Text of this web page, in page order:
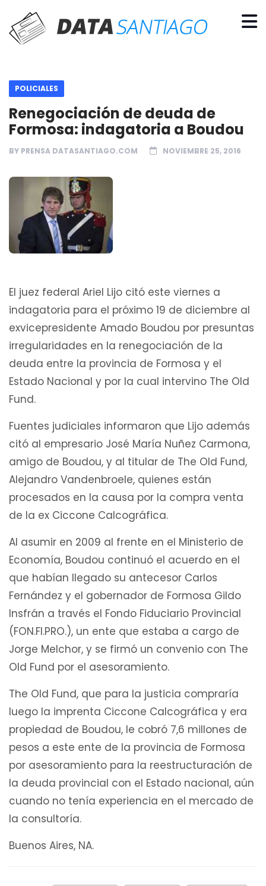
POLICIALES
Renegociación de deuda de
Formosa: indagatoria a Boudou
BY PRENSA DATASANTIAGO.COM NOVIEMBRE 25, 2016
El juez federal Ariel Lijo citó este viernes a
indagatoria para el próximo 19 de diciembre al
exvicepresidente Amado Boudou por presuntas
irregularidades en la renegociación de la
deuda entre la provincia de Formosa y el
Estado Nacional y por la cual intervino The Old
Fund.
Fuentes judiciales informaron que Lijo además
citó al empresario José María Nuñez Carmona,
amigo de Boudou, y al titular de The Old Fund,
Alejandro Vandenbroele, quienes están
procesados en la causa por la compra venta
de la ex Ciccone Calcográfica.
Al asumir en 2009 al frente en el Ministerio de
Economía, Boudou continuó el acuerdo en el
que habían llegado su antecesor Carlos
Fernández y el gobernador de Formosa Gildo
Insfrán a través el Fondo Fiduciario Provincial
(FON.FI.PRO.), un ente que estaba a cargo de
Jorge Melchor, y se firmó un convenio con The
Old Fund por el asesoramiento.
The Old Fund, que para la justicia compraría
luego la imprenta Ciccone Calcográfica y era
propiedad de Boudou, le cobró 7,6 millones de
pesos a este ente de la provincia de Formosa
por asesoramiento para la reestructuración de
la deuda provincial con el Estado nacional, aún
cuando no tenía experiencia en el mercado de
la consultoría.
Buenos Aires, NA.